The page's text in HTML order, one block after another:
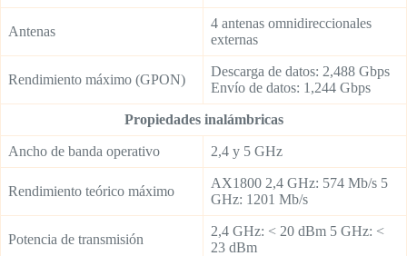
Antenas
4 antenas omnidireccionales
externas
Rendimiento máximo (GPON)
Descarga de datos: 2,488 Gbps
Envío de datos: 1,244 Gbps
Propiedades inalámbricas
Ancho de banda operativo 2,4 y 5 GHz
Rendimiento teórico máximo
AX1800 2,4 GHz: 574 Mb/s 5
GHz: 1201 Mb/s
Potencia de transmisión
2,4 GHz: < 20 dBm 5 GHz: <
23 dBm